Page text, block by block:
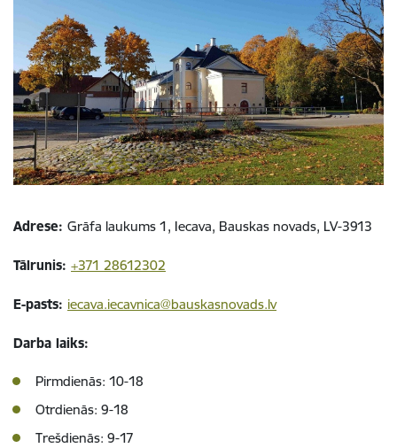
Adrese: Grāfa laukums 1, Iecava, Bauskas novads, LV-3913
Tālrunis: +371 28612302
E-pasts: iecava.iecavnica@bauskasnovads.lv
Darba laiks:
Pirmdienās: 10-18
Otrdienās: 9-18
Trešdienās: 9-17